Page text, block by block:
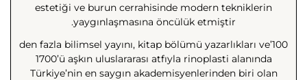
estetiği ve burun cerrahisinde modern tekniklerin
yaygınlaşmasına öncülük etmiştir.
100’den fazla bilimsel yayını, kitap bölümü yazarlıkları ve
1700’ü aşkın uluslararası atfıyla rinoplasti alanında
Türkiye’nin en saygın akademisyenlerinden biri olan